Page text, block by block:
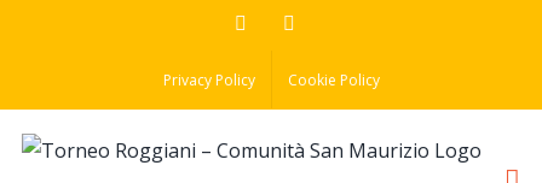
Facebook
Privacy Policy Cookie Policy